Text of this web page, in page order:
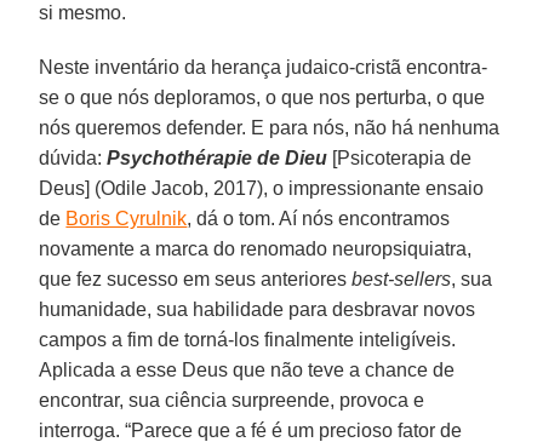
si mesmo.
Neste inventário da herança judaico-cristã encontra-
se o que nós deploramos, o que nos perturba, o que
nós queremos defender. E para nós, não há nenhuma
dúvida:Psychothérapie de Dieu [Psicoterapia de
Deus] (Odile Jacob, 2017), o impressionante ensaio
de Boris Cyrulnik, dá o tom. Aí nós encontramos
novamente a marca do renomado neuropsiquiatra,
que fez sucesso em seus anterioresbest-sellers, sua
humanidade, sua habilidade para desbravar novos
campos a fim de torná-los finalmente inteligíveis.
Aplicada a esse Deus que não teve a chance de
encontrar, sua ciência surpreende, provoca e
interroga. “Parece que a fé é um precioso fator de